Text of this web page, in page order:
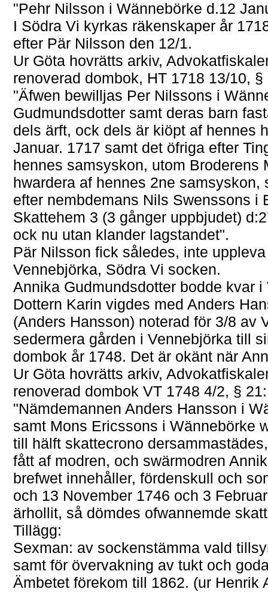
"Pehr Nilsson i Wännebörke d.12
I Södra Vi kyrkas räkenskaper år
efter Pär Nilsson den 12/1.
Ur Göta hovrätts arkiv,
renoverad dombok, HT 1718 13/10, §
"Äfwen bewilljas Per Nilssons i
Gudmundsdotter samt deras barn
dels ärft, ock dels är kiöpt af hennes
Januar. 1717 samt det öfriga efter
hennes samsyskon, utom
hwardera af hennes 2ne
efter nembdemans Nils Swenssons i
Skattehem 3 (3 gånger uppbjudet)
ock nu utan klander lagstandet".
Pär Nilsson fick således, inte
Vennebjörka, Södra Vi socken.
Annika Gudmundsdotter bodde kvar
Dottern Karin vigdes med Anders
(Anders Hansson) noterad för 3/8 av
sedermera gården i Vennebjörka till
dombok år 1748. Det är okänt när
Ur Göta hovrätts arkiv,
renoverad dombok VT 1748 4/2, § 21:
"Nämdemannen Anders Hansson i
samt Mons Ericssons i Wännebörke
till hälft skattecrono
fått af modren, och swärmodren
brefwet innehåller, fördenskull och
och 13 November 1746 och 3
ärhollit, så dömdes ofwannemde
Tillägg:
Sexman: av sockenstämma vald
samt för övervakning av tukt och
Ämbetet förekom till 1862. (ur Henrik